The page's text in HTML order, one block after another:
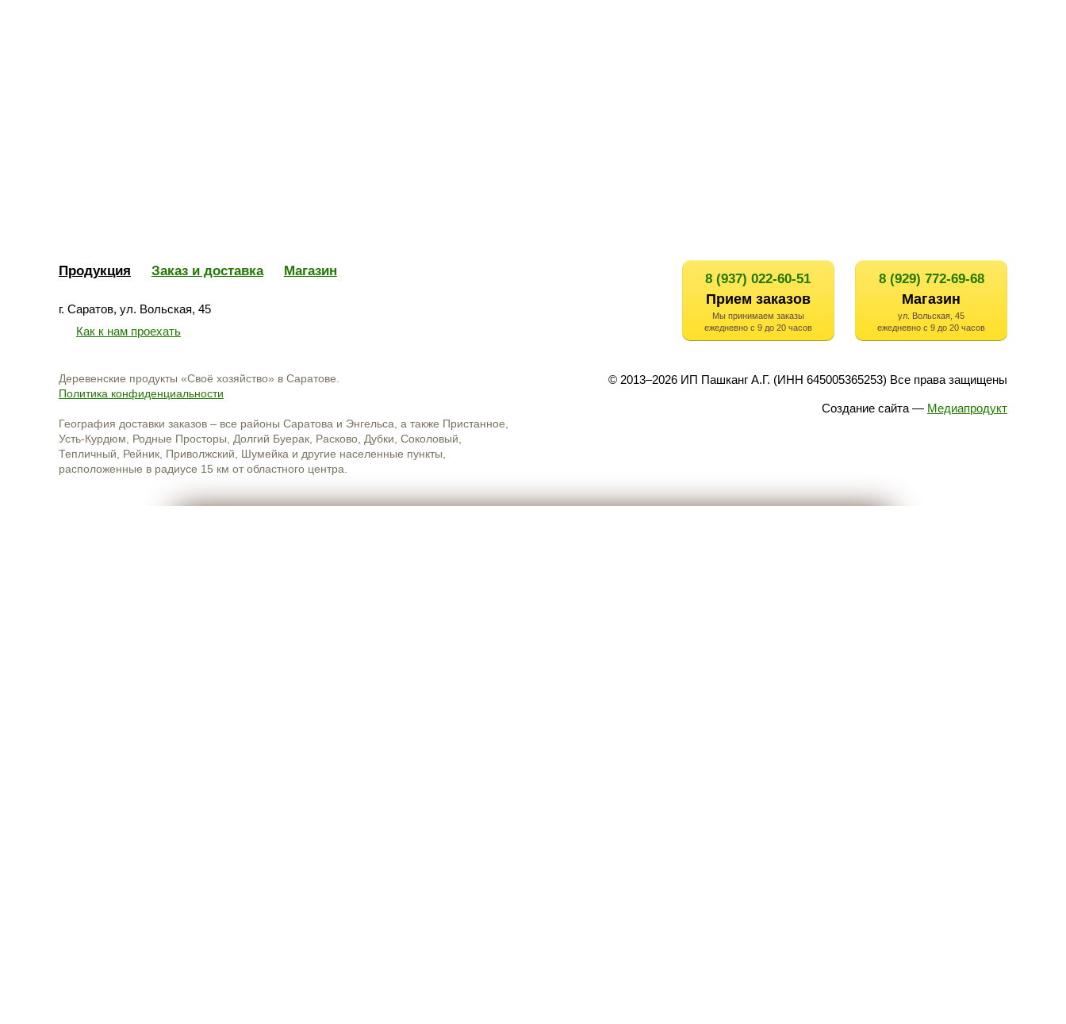
Продукция Заказ и доставка Магазин
г. Саратов, ул. Вольская, 45
Как к нам проехать
8 (937) 022-60-51
Прием заказов
Мы принимаем заказы
ежедневно с 9 до 20 часов
8 (929) 772-69-68
Магазин
ул. Вольская, 45
ежедневно с 9 до 20 часов
Деревенские продукты «Своё хозяйство» в Саратове.
Политика конфиденциальности
География доставки заказов – все районы Саратова и Энгельса, а также Пристанное,
Усть-Курдюм, Родные Просторы, Долгий Буерак, Расково, Дубки, Соколовый,
Тепличный, Рейник, Приволжский, Шумейка и другие населенные пункты,
расположенные в радиусе 15 км от областного центра.
© 2013–2026 ИП Пашканг А.Г. (ИНН 645005365253) Все права защищены
Создание сайта — Медиапродукт